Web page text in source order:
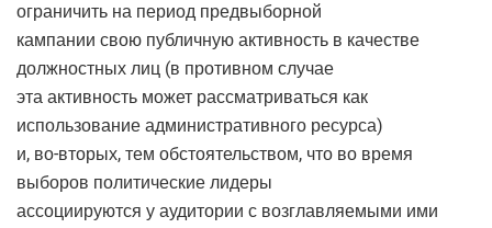
ограничить на период предвыборной
кампании свою публичную активность в качестве
должностных лиц (в противном случае
эта активность может рассматриваться как
использование административного ресурса)
и, во-вторых, тем обстоятельством, что во время
выборов политические лидеры
ассоциируются у аудитории с возглавляемыми ими